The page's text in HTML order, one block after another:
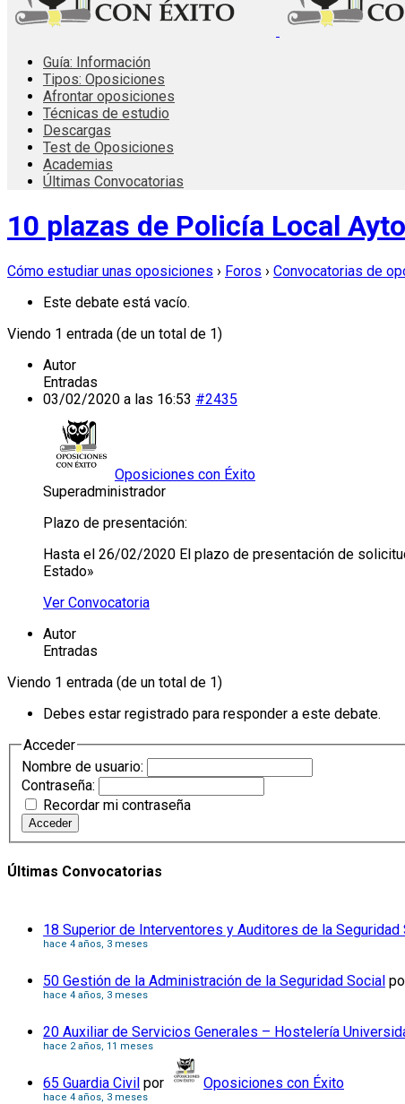
Guía: Información
Tipos: Oposiciones
Afrontar oposiciones
Técnicas de estudio
Descargas
Test de Oposiciones
Academias
Últimas Convocatorias
10 plazas de Policía Local
Cómo estudiar unas oposiciones › Foros › Convocatorias de
Este debate está vacío.
Viendo 1 entrada (de un total de 1)
Autor
Entradas
03/02/2020 a las 16:53 #2435
Oposiciones con Éxito
Superadministrador
Plazo de presentación:
Hasta el 26/02/2020 El plazo de presentación de
Estado»
Ver Convocatoria
Autor
Entradas
Viendo 1 entrada (de un total de 1)
Debes estar registrado para responder a este debate.
Acceder
Nombre de usuario:
Contraseña:
Recordar mi contraseña
Acceder
Últimas Convocatorias
18 Superior de Interventores y Auditores de la Seguridad
hace 4 años, 3 meses
50 Gestión de la Administración de la Seguridad Social
hace 4 años, 3 meses
20 Auxiliar de Servicios Generales – Hostelería
hace 2 años, 11 meses
65 Guardia Civil por Oposiciones con Éxito
hace 4 años, 3 meses